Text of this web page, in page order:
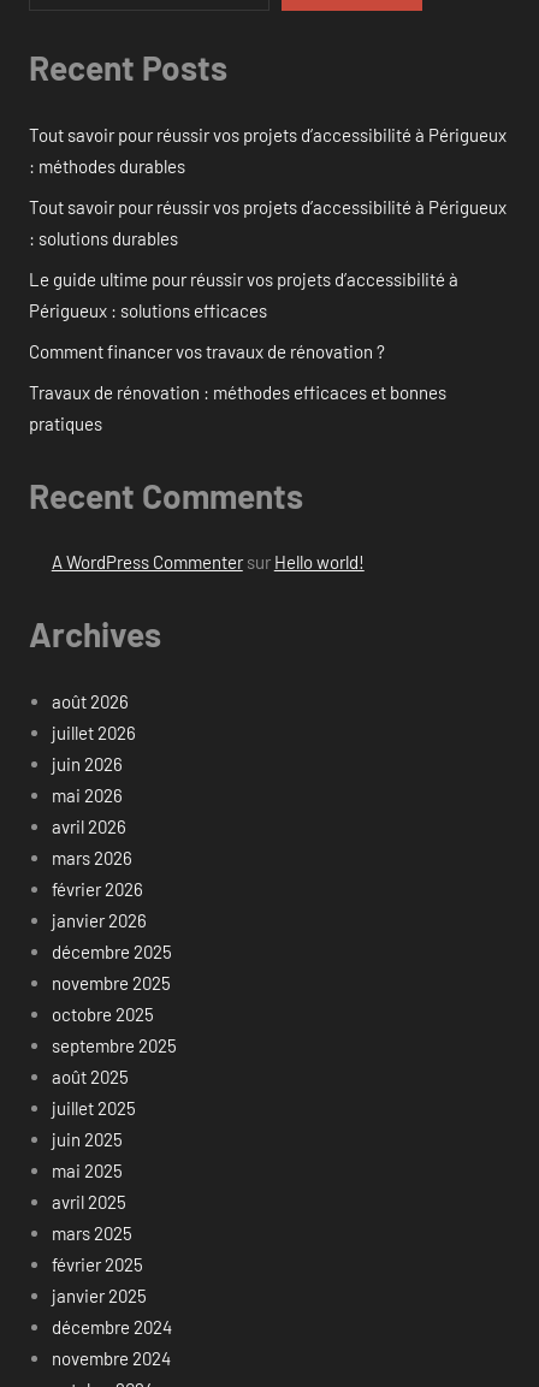
Recent Posts
Tout savoir pour réussir vos projets d’accessibilité à Périgueux
: méthodes durables
Tout savoir pour réussir vos projets d’accessibilité à Périgueux
: solutions durables
Le guide ultime pour réussir vos projets d’accessibilité à
Périgueux : solutions efficaces
Comment financer vos travaux de rénovation ?
Travaux de rénovation : méthodes efficaces et bonnes
pratiques
Recent Comments
A WordPress Commentersur Hello world!
Archives
août 2026
juillet 2026
juin 2026
mai 2026
avril 2026
mars 2026
février 2026
janvier 2026
décembre 2025
novembre 2025
octobre 2025
septembre 2025
août 2025
juillet 2025
juin 2025
mai 2025
avril 2025
mars 2025
février 2025
janvier 2025
décembre 2024
novembre 2024